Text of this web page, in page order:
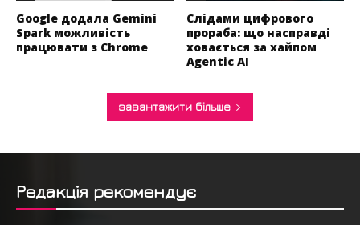
Google додала Gemini
Spark можливість
працювати з Chrome
Слідами цифрового
прораба: що насправді
ховається за хайпом
Agentic AI
завантажити більше
Редакція рекомендує